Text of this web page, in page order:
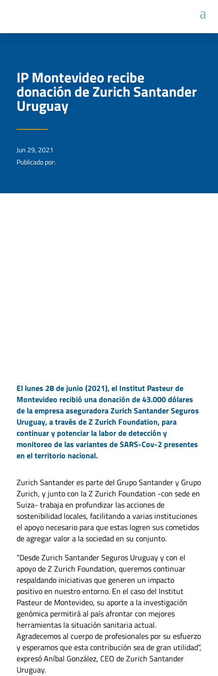
IP Montevideo recibe
donación de Zurich Santander
Uruguay
Jun 29, 2021
Publicado por:
El lunes 28 de junio (2021), el Institut Pasteur de
Montevideo recibió una donación de 43.000 dólares
de la empresa aseguradora Zurich Santander Seguros
Uruguay, a través de Z Zurich Foundation, para
continuar y potenciar la labor de detección y
monitoreo de las variantes de SARS-Cov-2 presentes
en el territorio nacional.
Zurich Santander es parte del Grupo Santander y Grupo
Zurich, y junto con la Z Zurich Foundation -con sede en
Suiza- trabaja en profundizar las acciones de
sostenibilidad locales, facilitando a varias instituciones
el apoyo necesario para que estas logren sus cometidos
de agregar valor a la sociedad en su conjunto.
“Desde Zurich Santander Seguros Uruguay y con el
apoyo de Z Zurich Foundation, queremos continuar
respaldando iniciativas que generen un impacto
positivo en nuestro entorno. En el caso del Institut
Pasteur de Montevideo, su aporte a la investigación
genómica permitirá al país afrontar con mejores
herramientas la situación sanitaria actual.
Agradecemos al cuerpo de profesionales por su esfuerzo
y esperamos que esta contribución sea de gran utilidad”,
expresó Aníbal González, CEO de Zurich Santander
Uruguay.